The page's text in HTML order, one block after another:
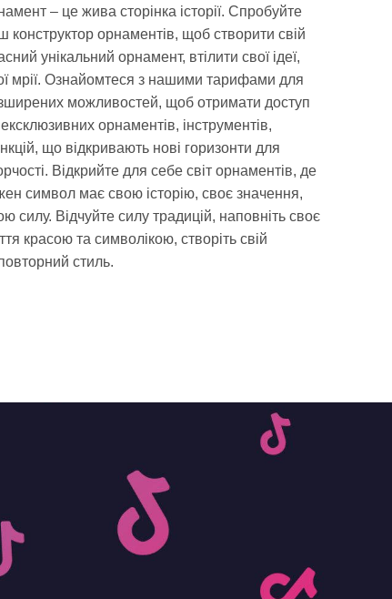
– це жива сторінка історії. Спробуйте
конструктор орнаментів, щоб створити свій
унікальний орнамент, втілити свої ідеї,
мрії. Ознайомтеся з нашими тарифами для
можливостей, щоб отримати доступ
орнаментів, інструментів,
що відкривають нові горизонти для
Відкрийте для себе світ орнаментів, де
символ має свою історію, своє значення,
силу. Відчуйте силу традицій, наповніть своє
красою та символікою, створіть свій
стиль.